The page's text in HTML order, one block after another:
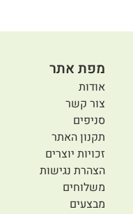
מפת אתר
אודות
צור קשר
סניפים
תקנון האתר
זכויות יוצרים
הצהרת נגישות
משלוחים
מבצעים